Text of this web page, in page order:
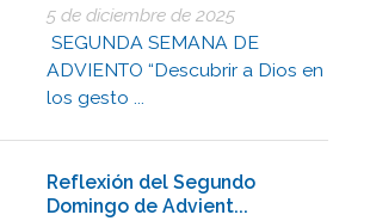
5 de diciembre de 2025
SEGUNDA SEMANA DE
ADVIENTO “Descubrir a Dios en
los gesto ...
Reflexión del Segundo
Domingo de Advient...